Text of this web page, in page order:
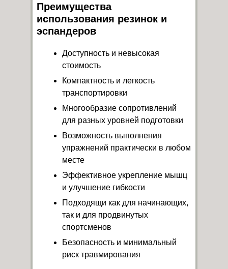
Преимущества
использования резинок и
эспандеров
Доступность и невысокая
стоимость
Компактность и легкость
транспортировки
Многообразие сопротивлений
для разных уровней подготовки
Возможность выполнения
упражнений практически в любом
месте
Эффективное укрепление мышц
и улучшение гибкости
Подходящи как для начинающих,
так и для продвинутых
спортсменов
Безопасность и минимальный
риск травмирования